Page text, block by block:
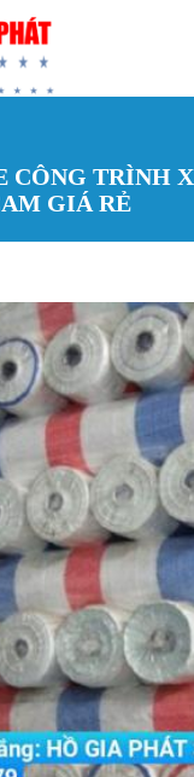
CÔNG TRÌNH
GIÁ RẺ